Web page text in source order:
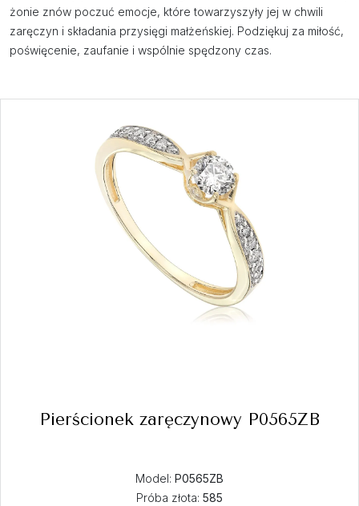
żonie znów poczuć emocje, które towarzyszyły jej w chwili
zaręczyn i składania przysięgi małżeńskiej. Podziękuj za miłość,
poświęcenie, zaufanie i wspólnie spędzony czas.
Pierścionek zaręczynowy P0565ZB
Model: P0565ZB
Próba złota: 585